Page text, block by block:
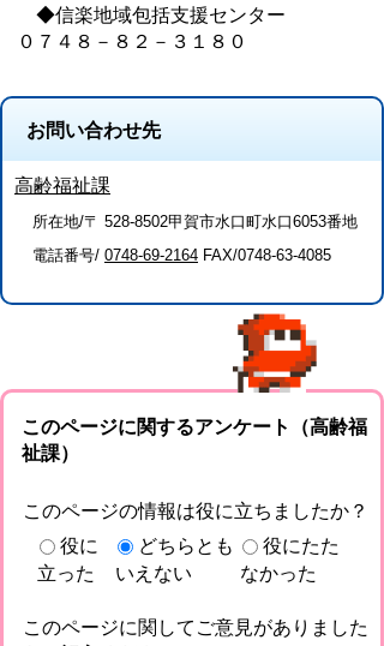
◆信楽地域包括支援センター
０７４８－８２－３１８０
お問い合わせ先
高齢福祉課
所在地/〒 528-8502甲賀市水口町水口6053番地
電話番号/ 0748-69-2164 FAX/0748-63-4085
このページに関するアンケート（高齢福
祉課）
このページの情報は役に立ちましたか？
役に
立った
どちらとも
いえない
役にたた
なかった
このページに関してご意見がありました